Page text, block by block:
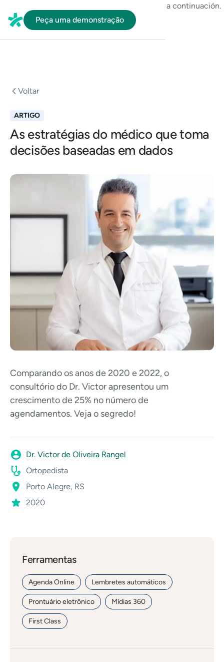
Peça uma demonstração
En HubSpot tenemos otro código que te pego a continuación.
Voltar
ARTIGO
As estratégias do médico que toma
decisões baseadas em dados
Comparando os anos de 2020 e 2022, o
consultório do Dr. Victor apresentou um
crescimento de 25% no número de
agendamentos. Veja o segredo!
Dr. Victor de Oliveira Rangel
Ortopedista
Porto Alegre, RS
2020
Ferramentas
Agenda Online Lembretes automáticos
Prontuário eletrônico Mídias 360
First Class